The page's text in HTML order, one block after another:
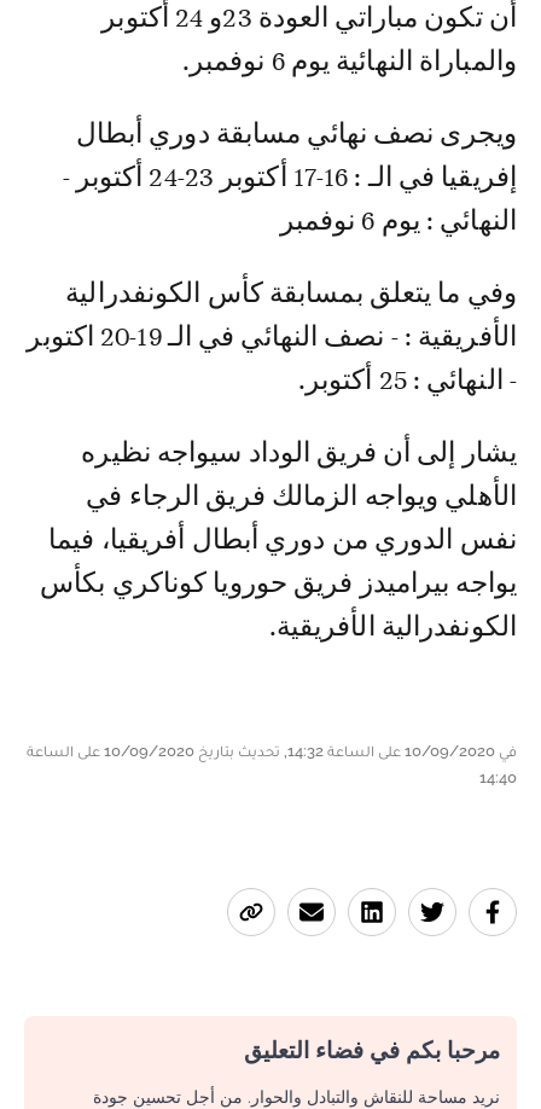
أن تكون مباراتي العودة 23و 24 أكتوبر
والمباراة النهائية يوم 6 نوفمبر.
ويجرى نصف نهائي مسابقة دوري أبطال
إفريقيا في الـ : 16-17 أكتوبر 23-24 أكتوبر -
النهائي : يوم 6 نوفمبر
وفي ما يتعلق بمسابقة كأس ‏الكونفدرالية
الأفريقية : - نصف النهائي في الـ 19-20 اكتوبر
- النهائي : 25 أكتوبر.
يشار إلى أن فريق الوداد سيواجه نظيره
الأهلي ويواجه الزمالك فريق الرجاء في
نفس الدوري من دوري أبطال أفريقيا، فيما
يواجه بيراميدز فريق حورويا كوناكري بكأس
الكونفدرالية الأفريقية.
في 10/09/2020 على الساعة 14:32, تحديث بتاريخ 10/09/2020 على الساعة
14:40
مرحبا بكم في فضاء التعليق
نريد مساحة للنقاش والتبادل والحوار. من أجل تحسين جودة